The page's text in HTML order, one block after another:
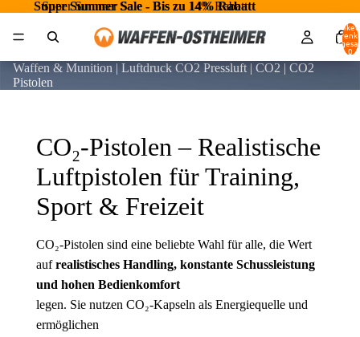
Super Summer Sale - Bis zu 14% Rabatt
Super Summer Sale - Bis zu 14% Rabatt
0
Waffen & Munition | Luftdruck CO2 Pressluft | CO2 | CO2
Pistolen
CO₂-Pistolen – Realistische
Luftpistolen für Training,
Sport & Freizeit
CO₂-Pistolen sind eine beliebte Wahl für alle, die Wert
aufrealistisches Handling, konstante Schussleistung
und hohen Bedienkomfort
legen. Sie nutzen CO₂-Kapseln als Energiequelle und
ermöglichen